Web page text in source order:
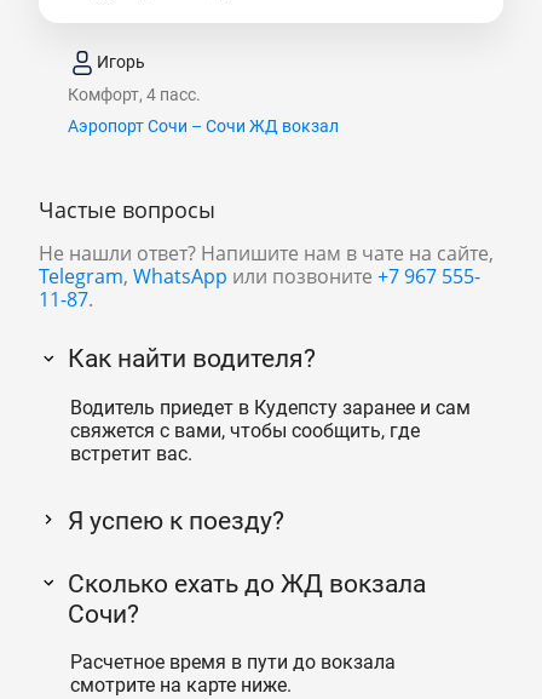
Игорь
Комфорт, 4 пасс.
Аэропорт Сочи – Сочи ЖД вокзал
Частые вопросы
Не нашли ответ? Напишите нам в чате на сайте,
Telegram, WhatsApp или позвоните +7 967 555-
11-87.
Как найти водителя?
Водитель приедет в Кудепсту заранее и сам
свяжется с вами, чтобы сообщить, где
встретит вас.
Я успею к поезду?
Сколько ехать до ЖД вокзала
Сочи?
Расчетное время в пути до вокзала
смотрите на карте ниже.